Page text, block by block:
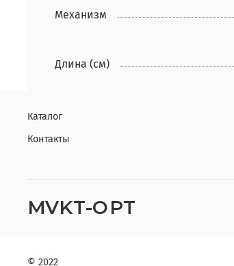
Механизм
Длина (см)
Каталог
Контакты
MVKT-OPT
© 2022